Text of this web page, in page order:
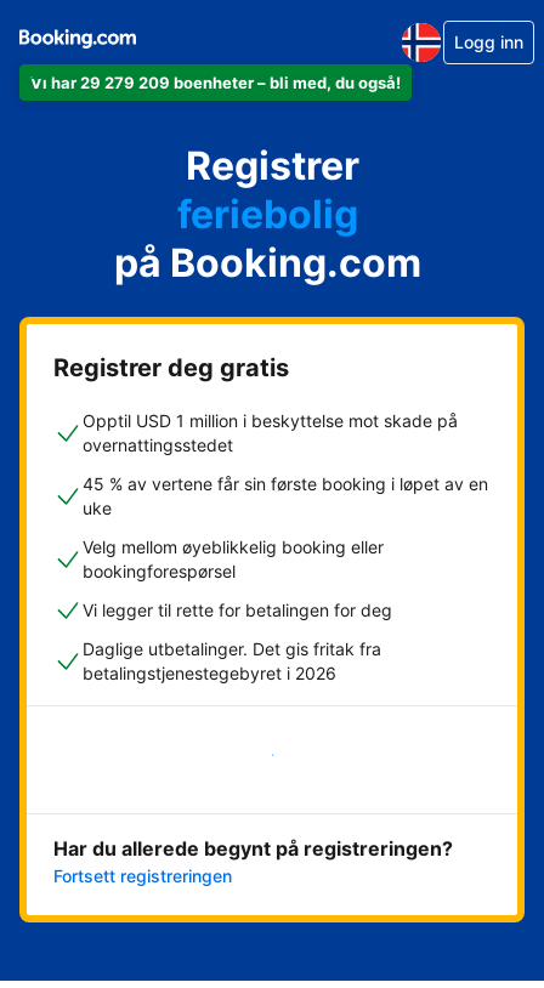
Vi har 29 279 209 boenheter – bli med, du også!
Logg inn
Registrer
leiligheten din
hotellet ditt
feriebolig
gjestgiveriet ditt
rorbua di
på Booking.com
Registrer deg gratis
Opptil USD 1 million i beskyttelse mot skade på
overnattingsstedet
45 % av vertene får sin første booking i løpet av en
uke
Velg mellom øyeblikkelig booking eller
bookingforespørsel
Vi legger til rette for betalingen for deg
Daglige utbetalinger. Det gis fritak fra
betalingstjenestegebyret i 2026
Kom i gang nå
Har du allerede begynt på registreringen?
Fortsett registreringen